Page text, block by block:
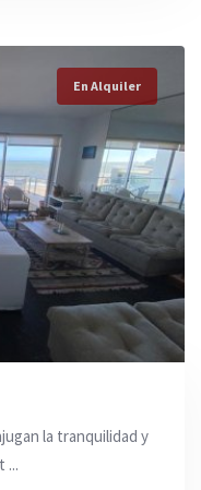
En Alquiler
la tranquilidad y
...